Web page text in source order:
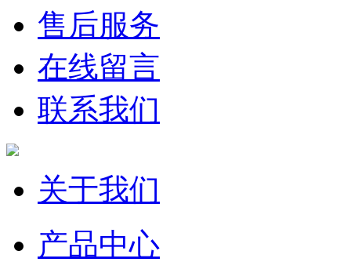
售后服务
在线留言
联系我们
关于我们
产品中心